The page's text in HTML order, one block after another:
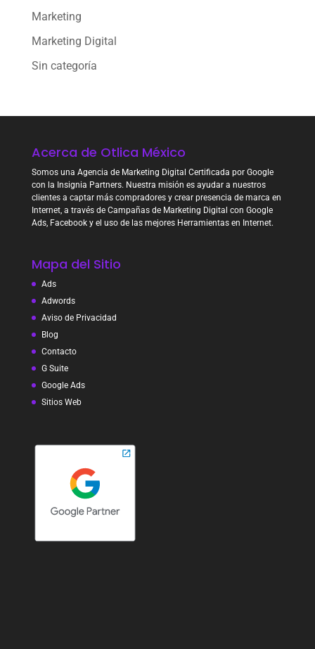
Marketing
Marketing Digital
Sin categoría
Acerca de Otlica México
Somos una Agencia de Marketing Digital Certificada por Google
con la Insignia Partners. Nuestra misión es ayudar a nuestros
clientes a captar más compradores y crear presencia de marca en
Internet, a través de Campañas de Marketing Digital con Google
Ads, Facebook y el uso de las mejores Herramientas en Internet.
Mapa del Sitio
Ads
Adwords
Aviso de Privacidad
Blog
Contacto
G Suite
Google Ads
Sitios Web